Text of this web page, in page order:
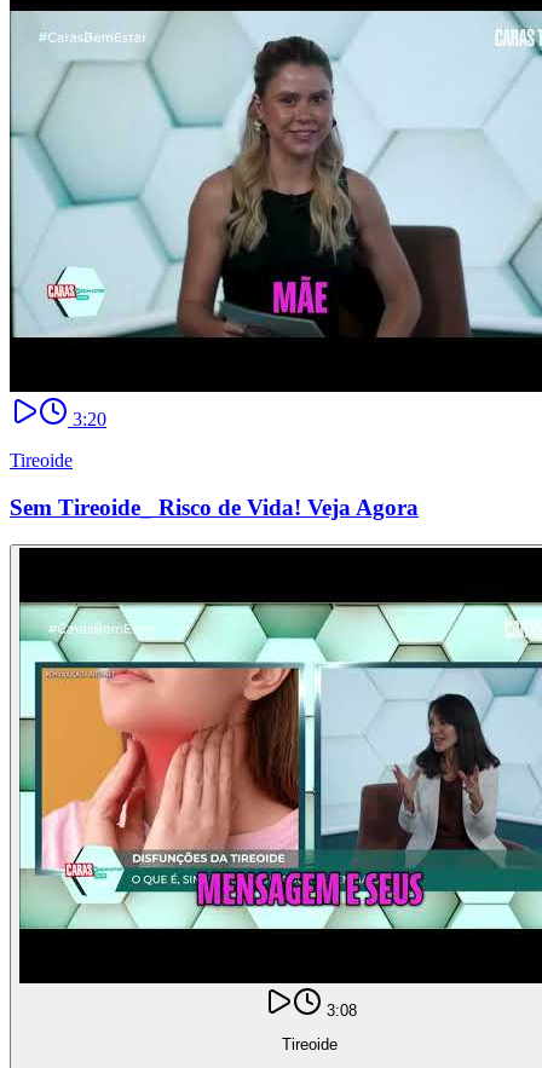
3:20
Tireoide
Sem Tireoide_ Risco de Vida! Veja Agora
3:08
Tireoide